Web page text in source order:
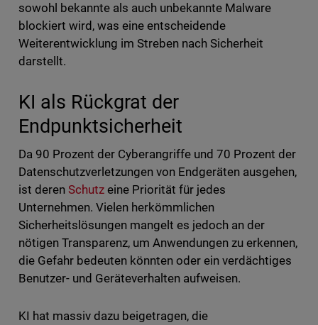
sowohl bekannte als auch unbekannte Malware
blockiert wird, was eine entscheidende
Weiterentwicklung im Streben nach Sicherheit
darstellt.
KI als Rückgrat der
Endpunktsicherheit
Da 90 Prozent der Cyberangriffe und 70 Prozent der
Datenschutzverletzungen von Endgeräten ausgehen,
ist deren Schutzeine Priorität für jedes
Unternehmen. Vielen herkömmlichen
Sicherheitslösungen mangelt es jedoch an der
nötigen Transparenz, um Anwendungen zu erkennen,
die Gefahr bedeuten könnten oder ein verdächtiges
Benutzer- und Geräteverhalten aufweisen.
KI hat massiv dazu beigetragen, die